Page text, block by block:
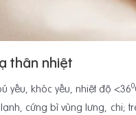
thân nhiệt
yếu, khóc yếu, nhiệt độ <360
cứng bì vùng lưng, chi;